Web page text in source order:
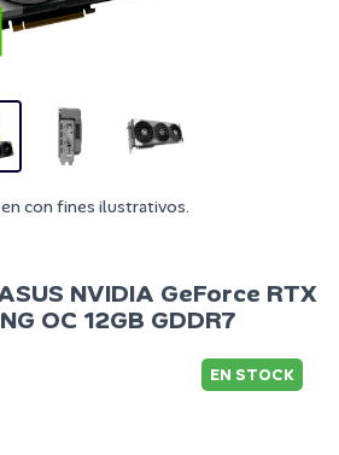
con fines ilustrativos.
NVIDIA GeForce RTX
OC 12GB GDDR7
EN STOCK